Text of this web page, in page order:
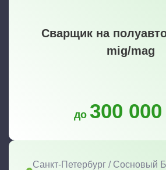
Сварщик на
mig/mag
до 300 000
Санкт-Петербург / Сосновый